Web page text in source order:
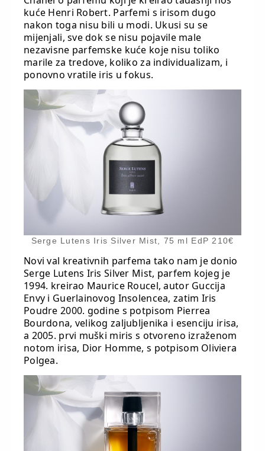
kuće Henri Robert. Parfemi s irisom dugo
nakon toga nisu bili u modi. Ukusi su se
mijenjali, sve dok se nisu pojavile male
nezavisne parfemske kuće koje nisu toliko
marile za tredove, koliko za individualizam, i
ponovno vratile iris u fokus.
Serge Lutens Iris Silver Mist, 75 ml EdP 210€
Novi val kreativnih parfema tako nam je donio
Serge Lutens Iris Silver Mist, parfem kojeg je
1994. kreirao Maurice Roucel, autor Guccija
Envy i Guerlainovog Insolencea, zatim Iris
Poudre 2000. godine s potpisom Pierrea
Bourdona, velikog zaljubljenika i esenciju irisa,
a 2005. prvi muški miris s otvoreno izraženom
notom irisa, Dior Homme, s potpisom Oliviera
Polgea.